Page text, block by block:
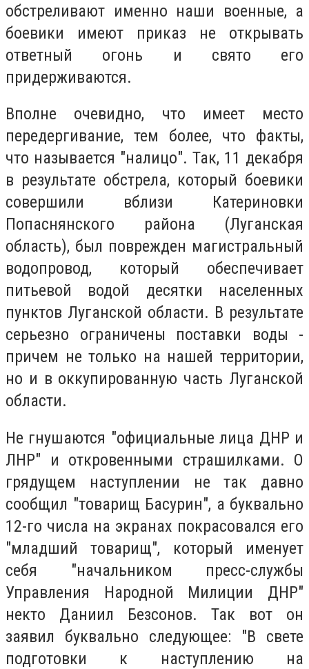
обстреливают именно наши военные, а
боевики имеют приказ не открывать
ответный огонь и свято его
придерживаются.
Вполне очевидно, что имеет место
передергивание, тем более, что факты,
что называется "налицо". Так, 11 декабря
в результате обстрела, который боевики
совершили вблизи Катериновки
Попаснянского района (Луганская
область), был поврежден магистральный
водопровод, который обеспечивает
питьевой водой десятки населенных
пунктов Луганской области. В результате
серьезно ограничены поставки воды -
причем не только на нашей территории,
но и в оккупированную часть Луганской
области.
Не гнушаются "официальные лица ДНР и
ЛНР" и откровенными страшилками. О
грядущем наступлении не так давно
сообщил "товарищ Басурин", а буквально
12-го числа на экранах покрасовался его
"младший товарищ", который именует
себя "начальником пресс-службы
Управления Народной Милиции ДНР"
некто Даниил Безсонов. Так вот он
заявил буквально следующее: "В свете
подготовки к наступлению на